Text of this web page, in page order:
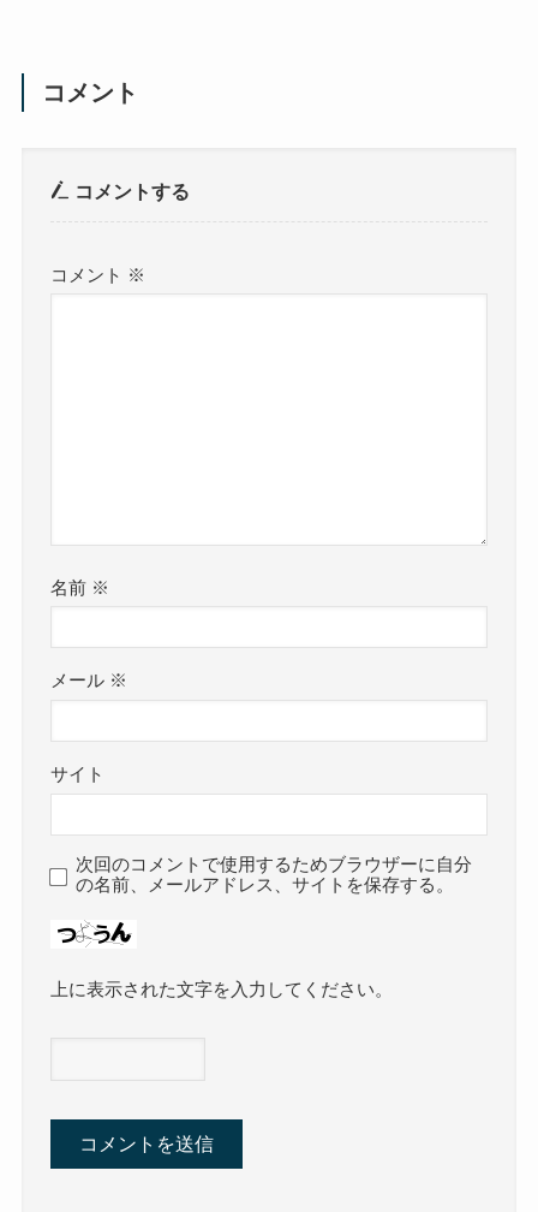
コメント
コメントする
コメント ※
名前 ※
メール ※
サイト
次回のコメントで使用するためブラウザーに自分
の名前、メールアドレス、サイトを保存する。
上に表示された文字を入力してください。